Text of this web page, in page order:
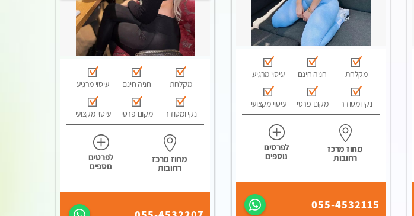
מקלחת חניה חינם עיסוי מרגיע
נקי ומסודר מקום פרטי עיסוי מקצועי
מחוז מרכז
רחובות
לפרטים
נוספים
055-4532115
מקלחת חניה חינם עיסוי מרגיע
נקי ומסודר מקום פרטי עיסוי מקצועי
מחוז מרכז
רחובות
לפרטים
נוספים